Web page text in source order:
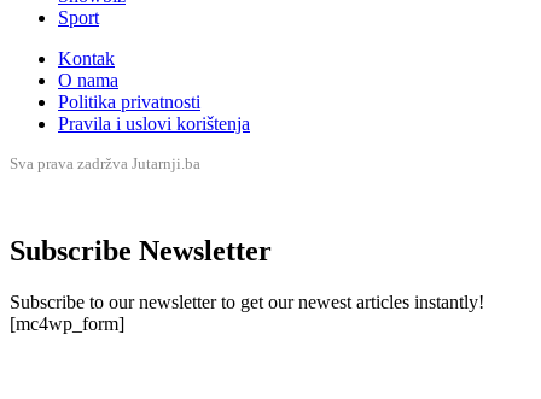
Sport
Kontak
O nama
Politika privatnosti
Pravila i uslovi korištenja
Sva prava zadržva Jutarnji.ba
Subscribe Newsletter
Subscribe to our newsletter to get our newest articles instantly!
[mc4wp_form]